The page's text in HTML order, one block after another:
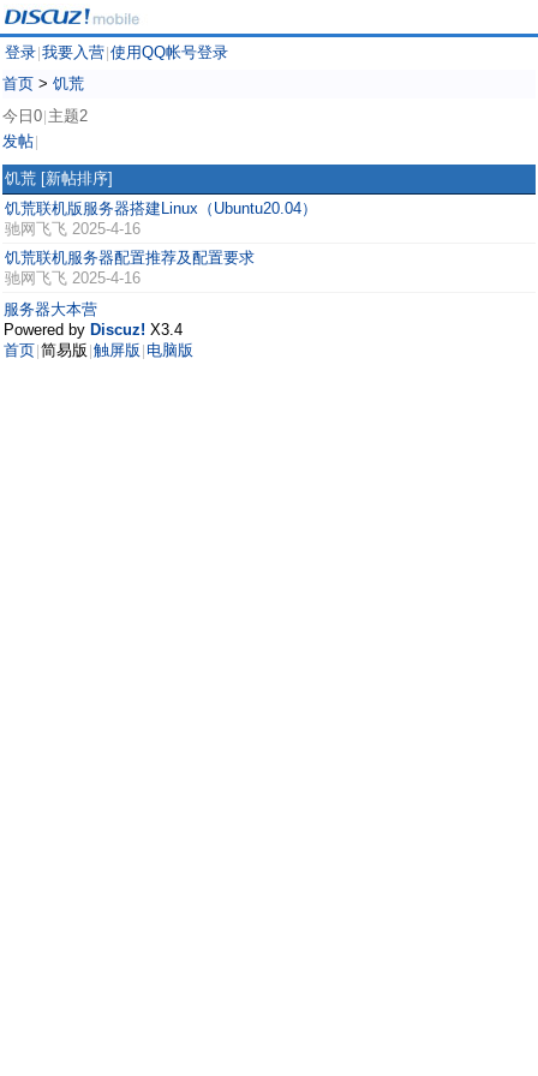
登录 我要入营 使用QQ帐号登录
首页 > 饥荒
今日0 主题2
发帖
饥荒 [新帖排序]
饥荒联机版服务器搭建Linux（Ubuntu20.04）
驰网飞飞 2025-4-16
饥荒联机服务器配置推荐及配置要求
驰网飞飞 2025-4-16
服务器大本营
Powered by Discuz! X3.4
首页 简易版 触屏版 电脑版